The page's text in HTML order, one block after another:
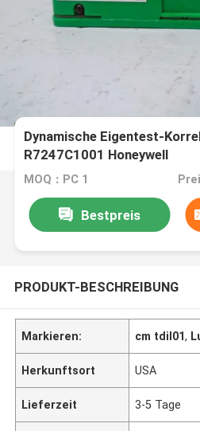
Dynamische Eigentest-
R7247C1001 Honeywell
MOQ：PC 1
Bestpreis
PRODUKT-BESCHREIBUNG
Markieren: cm tdil01,
Herkunftsort USA
Lieferzeit 3-5 Tage